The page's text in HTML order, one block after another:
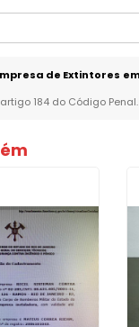
de Extintores
184 do Código